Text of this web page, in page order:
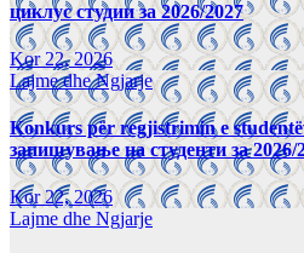
циклус студии за 2026/2027
Kor 22, 2026
Lajme dhe Ngjarje
Konkurs për regjistrimin e
запишување на студенти за 2026/
Kor 22, 2026
Lajme dhe Ngjarje